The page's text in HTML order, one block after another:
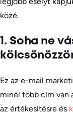
közé.
1. Soha ne
Ez az e-mail
minél több cím van
az értékesítésre és